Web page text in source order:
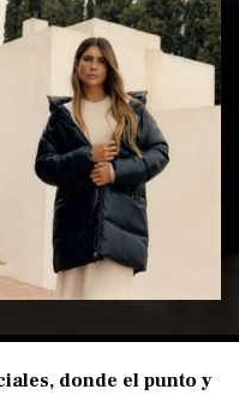
donde el punto y